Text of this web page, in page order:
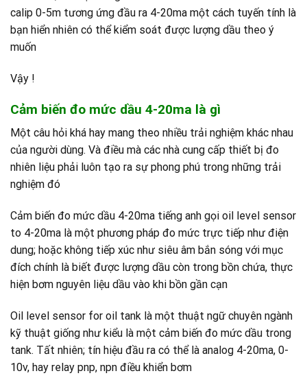
calip 0-5m tương ứng đầu ra 4-20ma một cách tuyến tính là
bạn hiển nhiên có thể kiểm soát được lượng dầu theo ý
muốn
Vậy !
Cảm biến đo mức dầu 4-20ma là gì
Một câu hỏi khá hay mang theo nhiều trải nghiệm khác nhau
của người dùng. Và điều mà các nhà cung cấp thiết bị đo
nhiên liệu phải luôn tạo ra sự phong phú trong những trải
nghiệm đó
Cảm biến đo mức dầu 4-20ma tiếng anh gọi oil level sensor
to 4-20ma là một phương pháp đo mức trực tiếp như điện
dung; hoặc không tiếp xúc như siêu âm bắn sóng với mục
đích chính là biết được lượng dầu còn trong bồn chứa, thực
hiện bơm nguyên liệu dầu vào khi bồn gần cạn
Oil level sensor for oil tank là một thuật ngữ chuyên ngành
kỹ thuật giống như kiểu là một cảm biến đo mức dầu trong
tank. Tất nhiên; tín hiệu đầu ra có thể là analog 4-20ma, 0-
10v, hay relay pnp, npn điều khiển bơm